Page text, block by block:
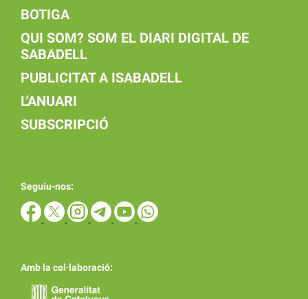
BOTIGA
QUI SOM? SOM EL DIARI DIGITAL DE
SABADELL
PUBLICITAT A ISABADELL
L'ANUARI
SUBSCRIPCIÓ
Seguiu-nos:
Amb la col·laboració: